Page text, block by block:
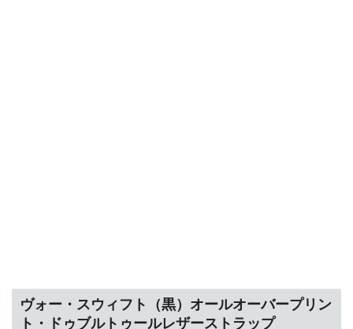
ヴォー・スウィフト（黒）オールオーバープリン
ト・ドゥブルトゥールレザーストラップ